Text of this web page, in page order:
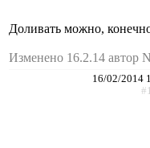
Доливать можно,
Изменено 16.2.14 автор
16/02/2014